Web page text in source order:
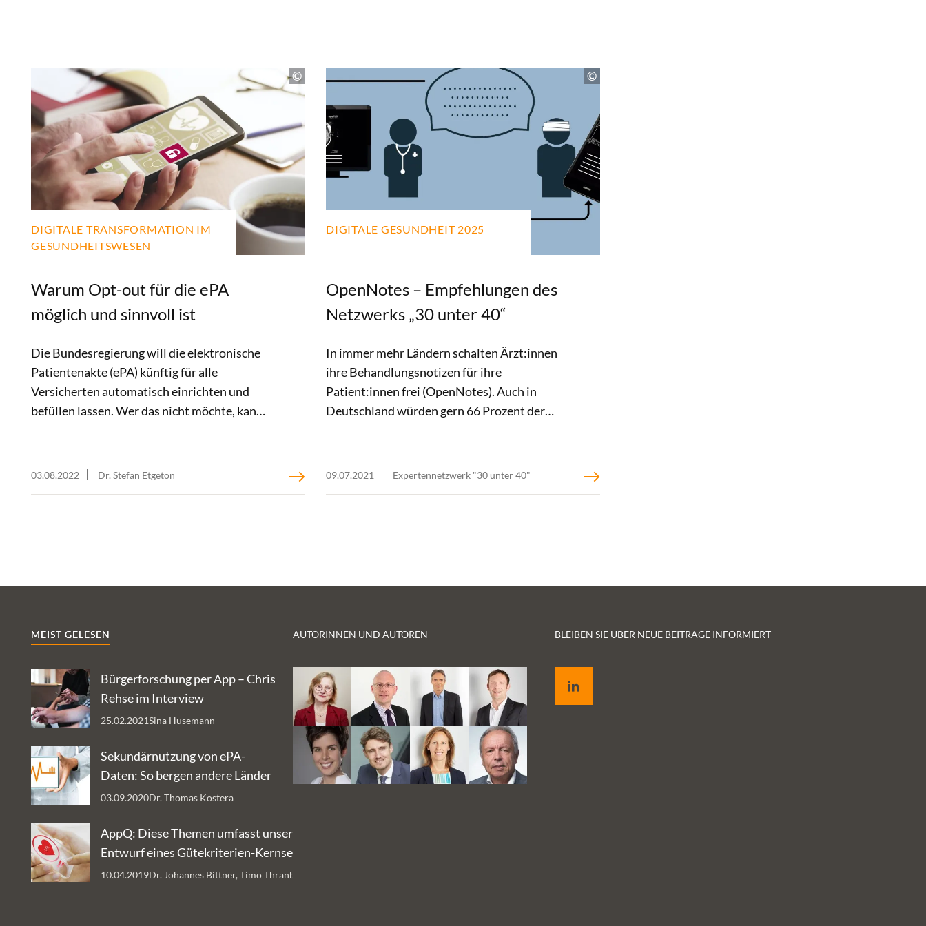
DIGITALE TRANSFORMATION IM
GESUNDHEITSWESEN
Warum Opt-out für die ePA
möglich und sinnvoll ist
Die Bundesregierung will die elektronische
Patientenakte (ePA) künftig für alle
Versicherten automatisch einrichten und
befüllen lassen. Wer das nicht möchte, kann
in anderen europäischen Ländern schon
geäußert. Hier gilt weiterhin die individuelle
garantieren. Ein Rechtsgutachten im Auftrag
Münch ist nun dieser Frage nachgegangen
und plädiert für eine differenzierte
Abwägung, aber mit dem Ziel einer
03.08.2022 Dr. Stefan Etgeton
DIGITALE GESUNDHEIT 2025
OpenNotes – Empfehlungen des
Netzwerks „30 unter 40“
In immer mehr Ländern schalten Ärzt:innen
ihre Behandlungsnotizen für ihre
Patient:innen frei (OpenNotes). Auch in
Deutschland würden gern 66 Prozent der
OpenNotes in anderen Ländern zeigt, dass
Befunden und Diagnosen offenlegen. Auch
Wertschätzung. Was muss getan werden,
Dokumentation freiwillig öffnen, damit
Patient:innen diese lesen können?
09.07.2021 Expertennetzwerk "30 unter 40"
MEIST GELESEN
Bürgerforschung per App – Chris
Rehse im Interview
Sina Husemann
25.02.2021
Sekundärnutzung von ePA-
Daten: So bergen andere Länder
DatenschätzeDr. Thomas Kostera
03.09.2020
AppQ: Diese Themen umfasst unser
Entwurf eines Gütekriterien-Kernsets für
Gesundheits-AppsDr. Johannes Bittner, Timo Thranberend
10.04.2019
AUTORINNEN UND AUTOREN BLEIBEN SIE ÜBER NEUE BEITRÄGE INFORMIERT